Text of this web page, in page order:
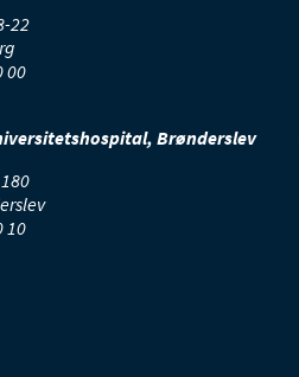
22
00
Brønderslev
10